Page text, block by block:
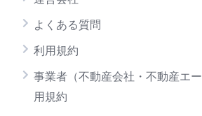
よくある質問
利用規約
事業者（不動産会社・不動産エ
用規約